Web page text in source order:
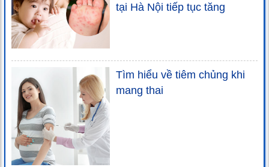
tại Hà Nội tiếp tục tăng
Tìm hiểu về tiêm chủng khi
mang thai